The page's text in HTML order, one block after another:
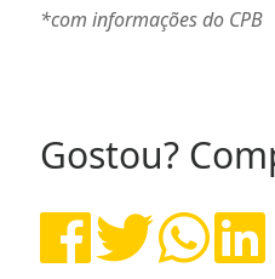
*com informações do CPB
Gostou?